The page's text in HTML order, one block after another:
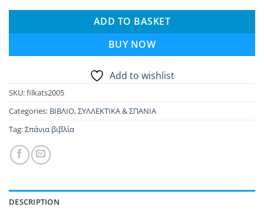
ADD TO BASKET
BUY NOW
Add to wishlist
SKU:filkats2005
Categories: ΒΙΒΛΙΟ,ΣΥΛΛΕΚΤΙΚΑ & ΣΠΑΝΙΑ
Tag:Σπάνια βιβλία
DESCRIPTION